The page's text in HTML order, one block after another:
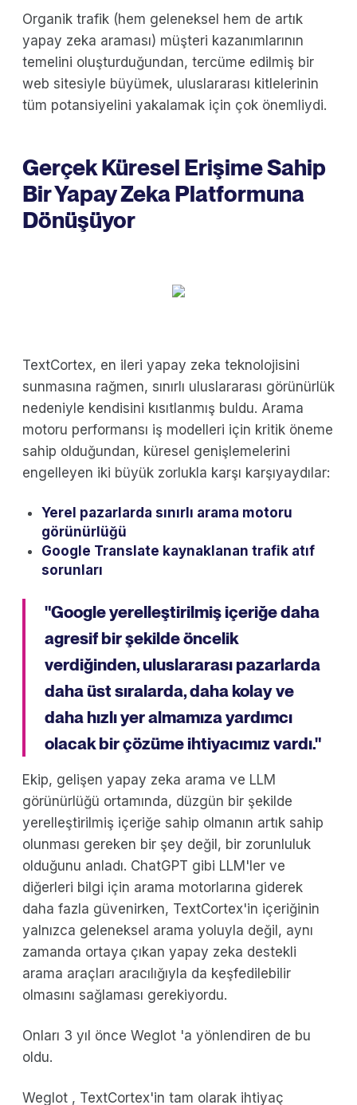
Organik trafik (hem geleneksel hem de artık
yapay zeka araması) müşteri kazanımlarının
temelini oluşturduğundan, tercüme edilmiş bir
web sitesiyle büyümek, uluslararası kitlelerinin
tüm potansiyelini yakalamak için çok önemliydi.
Gerçek Küresel Erişime Sahip
Bir Yapay Zeka Platformuna
Dönüşüyor
TextCortex, en ileri yapay zeka teknolojisini
sunmasına rağmen, sınırlı uluslararası görünürlük
nedeniyle kendisini kısıtlanmış buldu. Arama
motoru performansı iş modelleri için kritik öneme
sahip olduğundan, küresel genişlemelerini
engelleyen iki büyük zorlukla karşı karşıyaydılar:
Yerel pazarlarda sınırlı arama motoru
görünürlüğü
Google Translate kaynaklanan trafik atıf
sorunları
"Google yerelleştirilmiş içeriğe daha
agresif bir şekilde öncelik
verdiğinden, uluslararası pazarlarda
daha üst sıralarda, daha kolay ve
daha hızlı yer almamıza yardımcı
olacak bir çözüme ihtiyacımız vardı."
Ekip, gelişen yapay zeka arama ve LLM
görünürlüğü ortamında, düzgün bir şekilde
yerelleştirilmiş içeriğe sahip olmanın artık sahip
olunması gereken bir şey değil, bir zorunluluk
olduğunu anladı. ChatGPT gibi LLM'ler ve
diğerleri bilgi için arama motorlarına giderek
daha fazla güvenirken, TextCortex'in içeriğinin
yalnızca geleneksel arama yoluyla değil, aynı
zamanda ortaya çıkan yapay zeka destekli
arama araçları aracılığıyla da keşfedilebilir
olmasını sağlaması gerekiyordu.
Onları 3 yıl önce Weglot 'a yönlendiren de bu
oldu.
Weglot , TextCortex'in tam olarak ihtiyaç